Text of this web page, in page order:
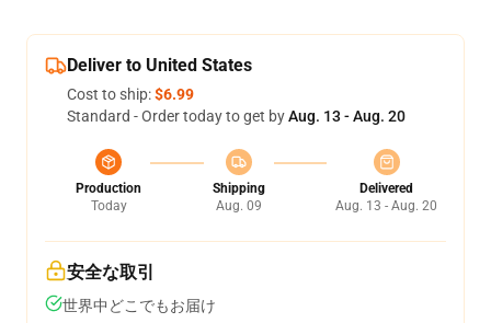
Deliver to United States
Cost to ship:$6.99
Standard - Order today to get byAug. 13 - Aug. 20
Production
Today
Shipping
Aug. 09
Delivered
Aug. 13 - Aug. 20
安全な取引
世界中どこでもお届け